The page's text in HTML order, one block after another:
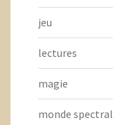
jeu
lectures
magie
monde spectral